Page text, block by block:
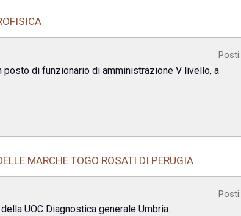
Posti:
di funzionario di amministrazione V livello, a
MARCHE TOGO ROSATI DI PERUGIA
Posti:
UOC Diagnostica generale Umbria.